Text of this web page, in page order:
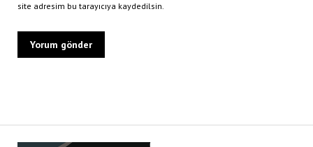
site adresim bu tarayıcıya kaydedilsin.